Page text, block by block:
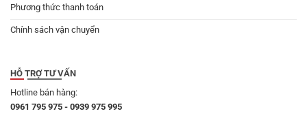
Phương thức thanh toán
Chính sách vận chuyển
HỖ TRỢ TƯ VẤN
Hotline bán hàng:
0961 795 975 - 0939 975 995